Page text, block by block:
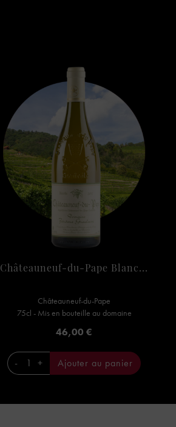
Châteauneuf-du-Pape Blanc...
Châteauneuf-du-Pape
75cl - Mis en bouteille au domaine
Prix
46,00 €
- + Ajouter au panier